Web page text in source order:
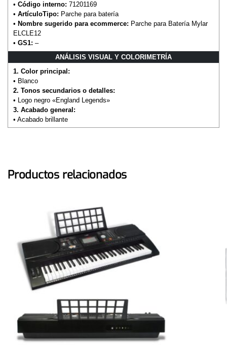
• Código interno: 71201169
• ArtículoTipo: Parche para batería
• Nombre sugerido para ecommerce: Parche para Batería Mylar
ELCLE12
• GS1: –
ANÁLISIS VISUAL Y COLORIMETRÍA
1. Color principal:
• Blanco
2. Tonos secundarios o detalles:
• Logo negro «England Legends»
3. Acabado general:
• Acabado brillante
Productos relacionados